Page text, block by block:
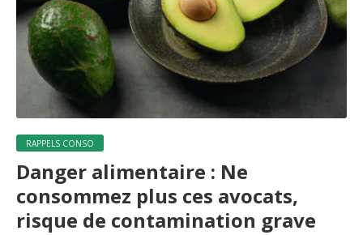
RAPPELS CONSO
Danger alimentaire : Ne
consommez plus ces avocats,
risque de contamination grave